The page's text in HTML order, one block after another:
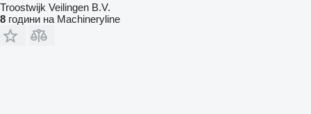
Troostwijk Veilingen B.V.
8 години на Machineryline